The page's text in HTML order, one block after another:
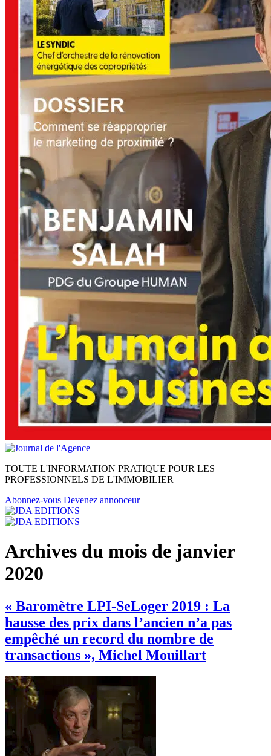
TOUTE L'INFORMATION PRATIQUE POUR LES
PROFESSIONNELS DE L'IMMOBILIER
Abonnez-vous Devenez annonceur
Archives du mois de janvier
2020
« Baromètre LPI-SeLoger 2019 : La
hausse des prix dans l’ancien n’a pas
empêché un record du nombre de
transactions », Michel Mouillart